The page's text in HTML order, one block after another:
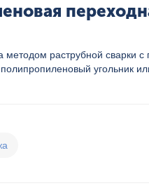
раструбной сварки
угольник